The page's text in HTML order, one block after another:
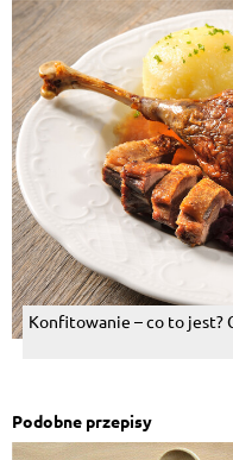
Konfitowanie – co to jest?
Podobne przepisy